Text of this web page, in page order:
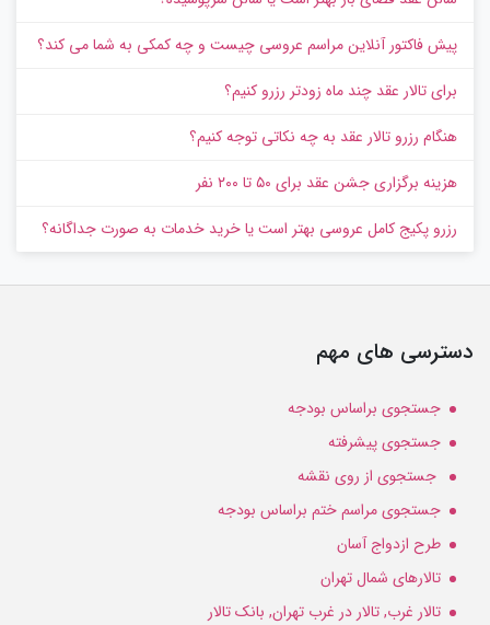
پیش‌ فاکتور آنلاین مراسم عروسی چیست و چه کمکی به شما می کند؟
برای تالار عقد چند ماه زودتر رزرو کنیم؟
هنگام رزرو تالار عقد به چه نکاتی توجه کنیم؟
هزینه برگزاری جشن عقد برای ۵۰ تا ۲۰۰ نفر
رزرو پکیج کامل عروسی بهتر است یا خرید خدمات به‌ صورت جداگانه؟
دسترسی های مهم
جستجوی براساس بودجه
جستجوی پیشرفته
جستجوی از روی نقشه
جستجوی مراسم ختم براساس بودجه
طرح ازدواج آسان
تالارهای شمال تهران
تالار غرب, تالار در غرب تهران, بانک تالار